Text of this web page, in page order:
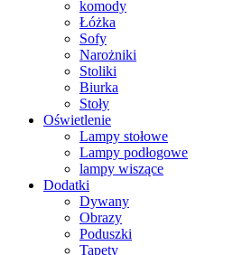
komody
Łóżka
Sofy
Narożniki
Stoliki
Biurka
Stoły
Oświetlenie
Lampy stołowe
Lampy podłogowe
lampy wiszące
Dodatki
Dywany
Obrazy
Poduszki
Tapety